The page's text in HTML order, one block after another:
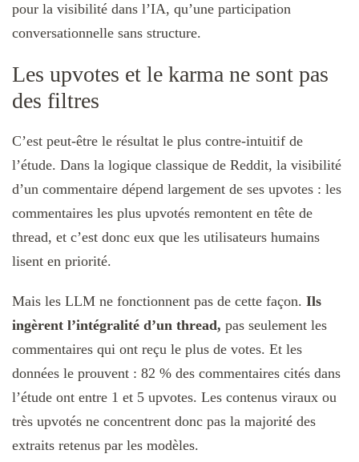
pour la visibilité dans l’IA, qu’une participation
conversationnelle sans structure.
Les upvotes et le karma ne sont pas
des filtres
C’est peut-être le résultat le plus contre-intuitif de
l’étude. Dans la logique classique de Reddit, la visibilité
d’un commentaire dépend largement de ses upvotes : les
commentaires les plus upvotés remontent en tête de
thread, et c’est donc eux que les utilisateurs humains
lisent en priorité.
Mais les LLM ne fonctionnent pas de cette façon. Ils
ingèrent l’intégralité d’un thread, pas seulement les
commentaires qui ont reçu le plus de votes. Et les
données le prouvent : 82 % des commentaires cités dans
l’étude ont entre 1 et 5 upvotes. Les contenus viraux ou
très upvotés ne concentrent donc pas la majorité des
extraits retenus par les modèles.